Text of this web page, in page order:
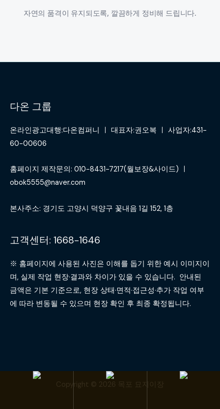
자연의 품격이 유지되도록, 깔끔하게 정비해 드립니다.
다온 그룹
온라인광고대행:다온컴퍼니 ㅣ 대표자:권오복 ㅣ 사업자:431-
60-00606
홈페이지 제작문의: 010-8431-7217(월보장&사이드) ㅣ
obok5555@naver.com
본사주소: 경기도 고양시 덕양구 꽃내음 1길 152, 1층
고객센터: 1668-1646
※ 홈페이지에 사용된 사진은 이해를 돕기 위한 예시 이미지이
며, 실제 작업 현장·결과와 차이가 있을 수 있습니다. 안내된
금액은 기본 기준으로, 현장 상태·면적·접근성·추가 작업 여부
에 따라 변동될 수 있으며 현장 확인 후 최종 확정됩니다.
Copyright © 2026 목포 묘지이장